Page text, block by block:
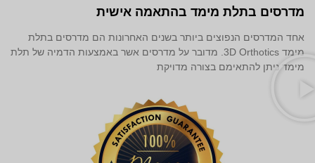
מדרסים בתלת מימד‎ בהתאמה אישית
אחד המדרסים הנפוצים ביותר בשנים האחרונות הם מדרסים בתלת
מימד 3D Orthotics. מדובר על מדרסים אשר באמצעות הדמיה של תלת
מימד ניתן להתאימם בצורה מדויקת